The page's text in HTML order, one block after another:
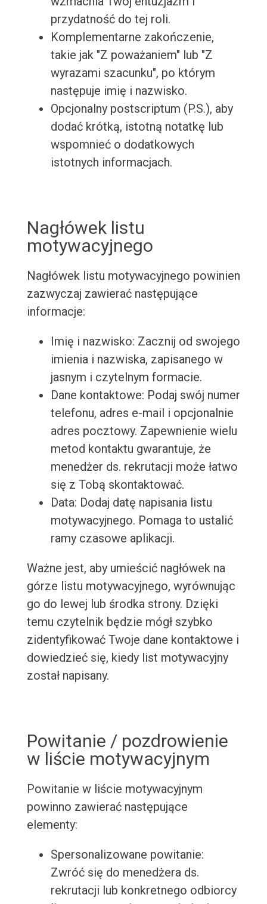
przydatność do tej roli.
Komplementarne zakończenie,
takie jak "Z poważaniem" lub "Z
wyrazami szacunku", po którym
następuje imię i nazwisko.
Opcjonalny postscriptum (P.S.), aby
dodać krótką, istotną notatkę lub
wspomnieć o dodatkowych
istotnych informacjach.
Nagłówek listu
motywacyjnego
Nagłówek listu motywacyjnego powinien
zazwyczaj zawierać następujące
informacje:
Imię i nazwisko: Zacznij od swojego
imienia i nazwiska, zapisanego w
jasnym i czytelnym formacie.
Dane kontaktowe: Podaj swój numer
telefonu, adres e-mail i opcjonalnie
adres pocztowy. Zapewnienie wielu
metod kontaktu gwarantuje, że
menedżer ds. rekrutacji może łatwo
się z Tobą skontaktować.
Data: Dodaj datę napisania listu
motywacyjnego. Pomaga to ustalić
ramy czasowe aplikacji.
Ważne jest, aby umieścić nagłówek na
górze listu motywacyjnego, wyrównując
go do lewej lub środka strony. Dzięki
temu czytelnik będzie mógł szybko
zidentyfikować Twoje dane kontaktowe i
dowiedzieć się, kiedy list motywacyjny
został napisany.
Powitanie / pozdrowienie
w liście motywacyjnym
Powitanie w liście motywacyjnym
powinno zawierać następujące
elementy:
Spersonalizowane powitanie:
Zwróć się do menedżera ds.
rekrutacji lub konkretnego odbiorcy